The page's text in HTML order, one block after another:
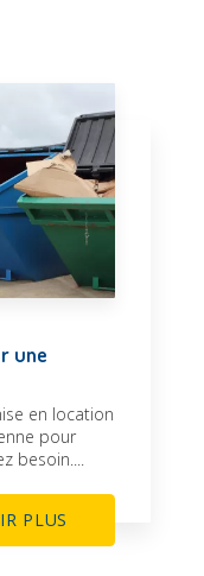
une
en location
pour
besoin....
PLUS